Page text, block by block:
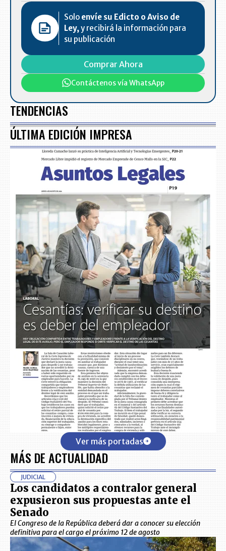
Solo envíe su Edicto o Aviso de
Ley, y recibirá la información para
su publicación
Comprar Ahora
Contáctenos vía WhatsApp
TENDENCIAS
ÚLTIMA EDICIÓN IMPRESA
Ver más portadas
MÁS DE ACTUALIDAD
JUDICIAL
Los candidatos a contralor general
expusieron sus propuestas ante el
Senado
El Congreso de la República deberá dar a conocer su elección
definitiva para el cargo el próximo 12 de agosto